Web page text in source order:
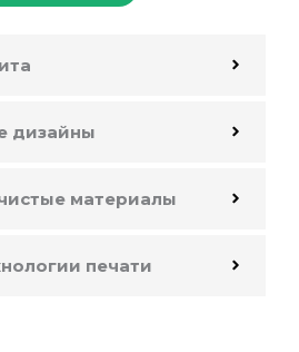
дизайны
материалы
печати